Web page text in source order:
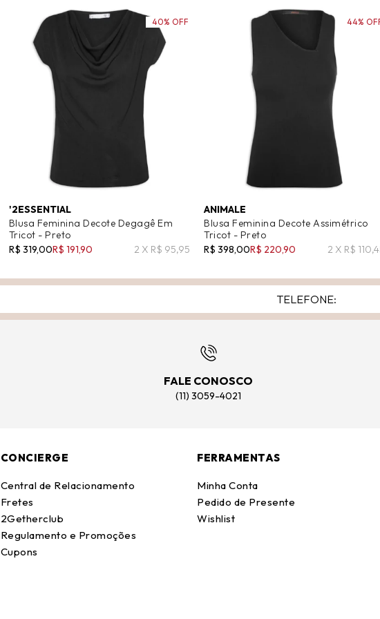
'2ESSENTIAL
Blusa Feminina Decote Degagê Em
Tricot - Preto
R$ 319,00R$ 191,90 2 X R$ 95,95
40% OFF
ANIMALE
Blusa Feminina Decote Assimétrico
Tricot - Preto
R$ 398,00R$ 220,90 2 X R$
44%
FALE CONOSCO
(11) 3059-4021
CONCIERGE
Central de Relacionamento
Fretes
2Getherclub
Regulamento e Promoções
Cupons
FERRAMENTAS
Minha Conta
Pedido de Presente
Wishlist